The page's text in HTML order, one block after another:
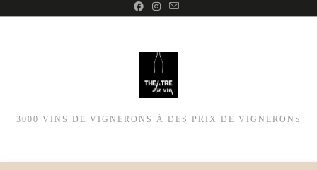
3000 VINS DE VIGNERONS À DES PRIX DE VIGNERONS